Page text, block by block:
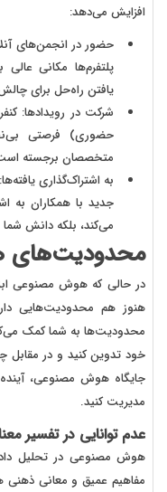
افزایش می‌دهد:
حضور در انجمن‌های
پلتفرم‌ها مکانی
یافتن راه‌حل برای
شرکت در رویدادها:
حضوری) فرصتی
متخصصان برجسته
به اشتراک‌گذاری
جدید با همکاران به
می‌کند، بلکه دانش شما
محدودیت‌های
در حالی که هوش مصنوعی
هنوز هم محدودیت‌هایی
محدودیت‌ها به شما کمک
خود تدوین کنید و در
جایگاه هوش مصنوعی،
مدیریت کنید.
عدم توانایی در تفسیر
هوش مصنوعی در تحلیل
مفاهیم عمیق و معانی